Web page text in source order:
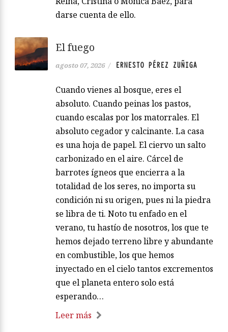
darse cuenta de ello.
El fuego
agosto 07, 2026 / ERNESTO PÉREZ ZUÑIGA
Cuando vienes al bosque, eres el
absoluto. Cuando peinas los pastos,
cuando escalas por los matorrales. El
absoluto cegador y calcinante. La casa
es una hoja de papel. El ciervo un salto
carbonizado en el aire. Cárcel de
barrotes ígneos que encierra a la
totalidad de los seres, no importa su
condición ni su origen, pues ni la piedra
se libra de ti. Noto tu enfado en el
verano, tu hastío de nosotros, los que te
hemos dejado terreno libre y abundante
en combustible, los que hemos
inyectado en el cielo tantos excrementos
que el planeta entero solo está
esperando…
Leer más